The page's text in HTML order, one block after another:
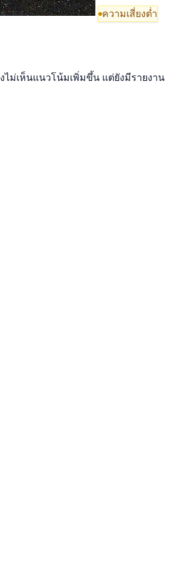
ความเสี่ยงต่ำ
ไม่เห็นแนวโน้มเพิ่มขึ้น แต่ยังมีรายงาน